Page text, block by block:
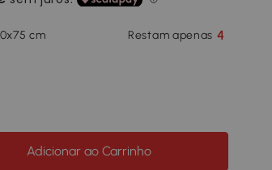
cm Restam apenas 4
Adicionar ao Carrinho